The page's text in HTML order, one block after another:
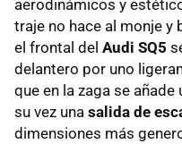
aerodinámicos y
traje no hace al monje y
el frontal del Audi SQ5
delantero por uno
que en la zaga se
su vez una salida de
dimensiones más